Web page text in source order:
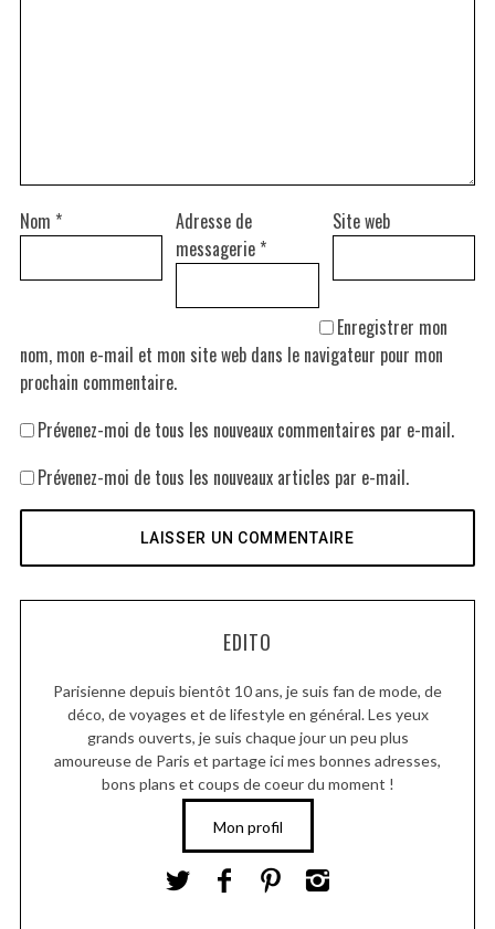
Nom *
Adresse de
messagerie *
Site web
Enregistrer mon
nom, mon e-mail et mon site web dans le navigateur pour mon
prochain commentaire.
Prévenez-moi de tous les nouveaux commentaires par e-mail.
Prévenez-moi de tous les nouveaux articles par e-mail.
EDITO
Parisienne depuis bientôt 10 ans, je suis fan de mode, de
déco, de voyages et de lifestyle en général. Les yeux
grands ouverts, je suis chaque jour un peu plus
amoureuse de Paris et partage ici mes bonnes adresses,
bons plans et coups de coeur du moment !
Mon profil